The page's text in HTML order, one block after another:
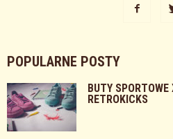
POPULARNE POSTY
BUTY
RETROKICKS